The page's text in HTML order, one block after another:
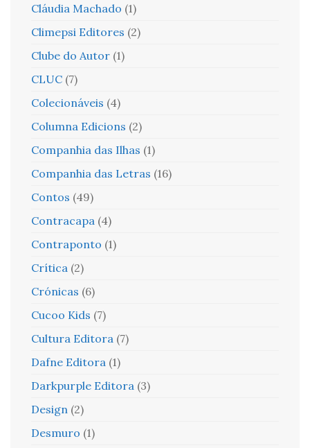
Cláudia Machado (1)
Climepsi Editores (2)
Clube do Autor (1)
CLUC (7)
Colecionáveis (4)
Columna Edicions (2)
Companhia das Ilhas (1)
Companhia das Letras (16)
Contos (49)
Contracapa (4)
Contraponto (1)
Crítica (2)
Crónicas (6)
Cucoo Kids (7)
Cultura Editora (7)
Dafne Editora (1)
Darkpurple Editora (3)
Design (2)
Desmuro (1)